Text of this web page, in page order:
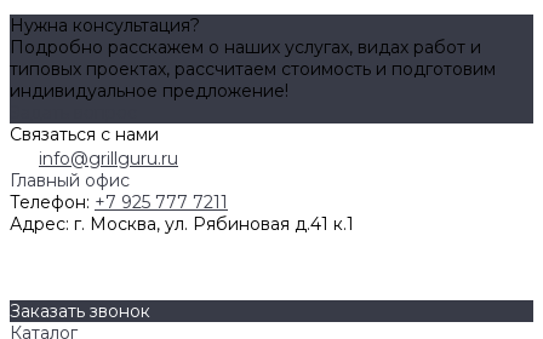
Нужна консультация?
Подробно расскажем о наших услугах, видах работ и
типовых проектах, рассчитаем стоимость и подготовим
индивидуальное предложение!
Связаться с нами
info@grillguru.ru
Главный офис
Телефон: +7 925 777 7211
Адрес: г. Москва, ул. Рябиновая д.41 к.1
Заказать звонок
Каталог